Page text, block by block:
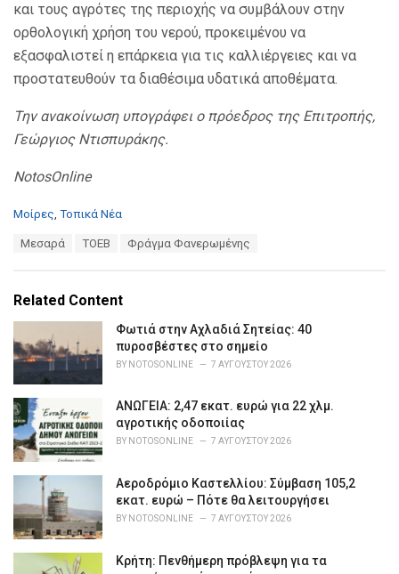
και τους αγρότες της περιοχής να συμβάλουν στην
ορθολογική χρήση του νερού, προκειμένου να
εξασφαλιστεί η επάρκεια για τις καλλιέργειες και να
προστατευθούν τα διαθέσιμα υδατικά αποθέματα.
Την ανακοίνωση υπογράφει ο πρόεδρος της Επιτροπής,
Γεώργιος Ντισπυράκης.
NotosOnline
C
o
r
i
e
s
Μοίρες, Τοπικά Νέα
:
Μεσαρά ΤΟΕΒ Φράγμα Φανερωμένης
Related Content
Φωτιά στην Αχλαδιά Σητείας: 40
πυροσβέστες στο σημείο
BY NOTOSONLINE 7 ΑΥΓΟΎΣΤΟΥ 2026
ΑΝΩΓΕΙΑ: 2,47 εκατ. ευρώ για 22 χλμ.
αγροτικής οδοποιίας
BY NOTOSONLINE 7 ΑΥΓΟΎΣΤΟΥ 2026
Αεροδρόμιο Καστελλίου: Σύμβαση 105,2
εκατ. ευρώ – Πότε θα λειτουργήσει
BY NOTOSONLINE 7 ΑΥΓΟΎΣΤΟΥ 2026
Κρήτη: Πενθήμερη πρόβλεψη για τα